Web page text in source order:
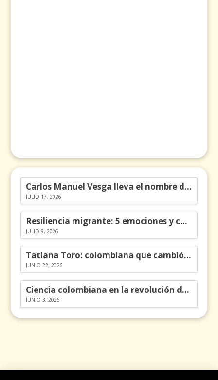
Carlos Manuel Vesga lleva el nombre de Colombia a los Emmy
JULIO 17, 2026
Resiliencia migrante: 5 emociones y cómo gestionarlas
JULIO 9, 2026
Tatiana Toro: colombiana que cambió la historia de las matemáticas
JUNIO 22, 2026
Ciencia colombiana en la revolución de los órganos en chips
JUNIO 3, 2026